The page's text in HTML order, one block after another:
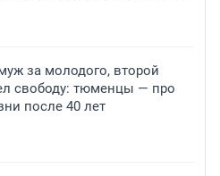
за молодого, второй
свободу: тюменцы — про
после 40 лет